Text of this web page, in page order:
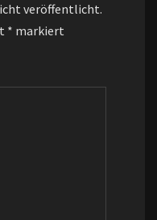
veröffentlicht.
* markiert